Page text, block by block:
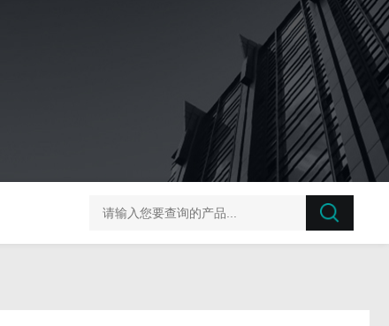
榛子东部枯萎病菌探针法qPCR试剂盒不含内参